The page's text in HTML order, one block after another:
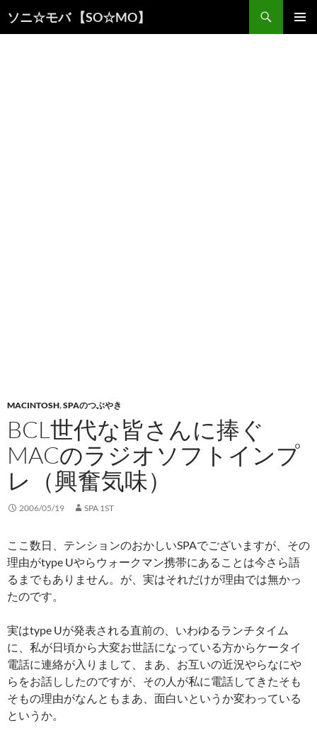
ソニ☆モバ 【SO☆MO】
索
MACINTOSH,SPAのつぶやき
BCL世代な皆さんに捧ぐ
MACのラジオソフトインプ
レ（興奮気味）
2006/05/19 SPA 1ST
ここ数日、テンションのおかしいSPAでございますが、その
理由がtype Uやらウォークマン携帯にあることは今さら語
るまでもありません。が、実はそれだけが理由では無かっ
たのです。
実はtype Uが発表される直前の、いわゆるランチタイム
に、私が日頃から大変お世話になっている方からケータイ
電話に連絡が入りまして、まあ、お互いの近況やらなにや
らをお話ししたのですが、その人が私に電話してきたそも
そもの理由がなんともまあ、面白いというか変わっている
というか。